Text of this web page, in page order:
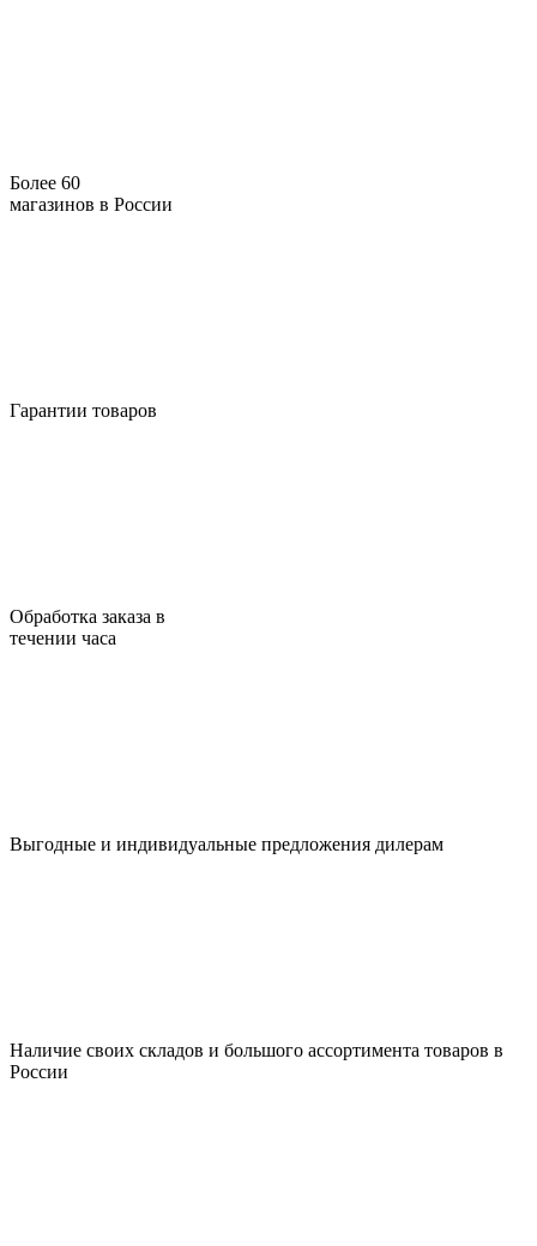
Более 60
магазинов в России
Гарантии товаров
Обработка заказа в
течении часа
Выгодные и индивидуальные предложения дилерам
Наличие своих складов и большого ассортимента товаров в
России